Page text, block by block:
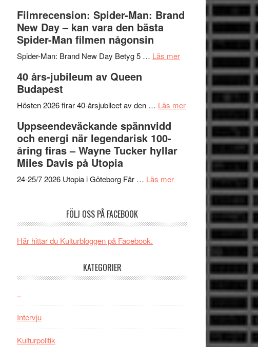
välgjort
människans
mörker
imponerande
skådespelare
Vegas
långfilmsdebut
ARNE
GOES
SPACE
får
världspremiär
Toronto
Filmrecension: Spider-Man: Brand
New Day – kan vara den bästa
Spider-Man filmen någonsin
Spider-Man: Brand New Day Betyg 5 … Läs merom
Filmrecension:
Brand
filmen
någonsin
40 års-jubileum av Queen
Budapest
Hösten 2026 firar 40-årsjubileet av den … Läs merom
jubileum
Budapest
Uppseendeväckande spännvidd
och energi när legendarisk 100-
åring firas – Wayne Tucker hyllar
Miles Davis på Utopia
24-25/7 2026 Utopia i Göteborg Får … Läs merom
Uppseendeväckande
spännvidd
energi
åring
FÖLJ OSS PÅ FACEBOOK
Här hittar du Kulturbloggen på Facebook.
KATEGORIER
..
Intervju
Kulturpolitik